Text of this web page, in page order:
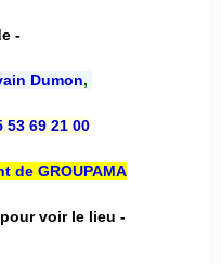
-
Dumon,
53 69 21 00
de GROUPAMA
pour voir le lieu -